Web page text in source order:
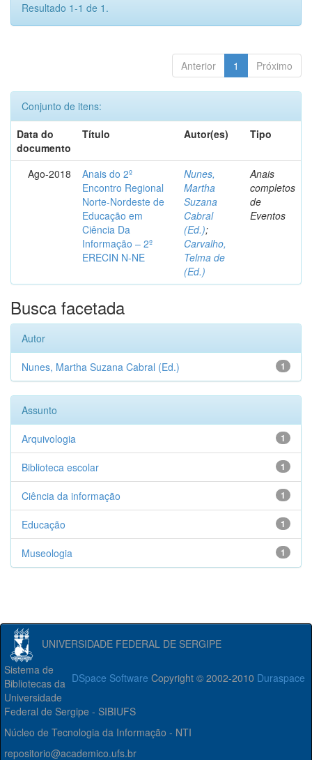
Resultado 1-1 de 1.
Anterior 1 Próximo
Conjunto de itens:
Data do
documento
Título Autor(es) Tipo
Ago-2018
Anais do 2º
Encontro Regional
Norte-Nordeste de
Educação em
Ciência Da
Informação – 2º
ERECIN N-NE
Nunes,
Martha
Suzana
Cabral
(Ed.);
Carvalho,
Telma de
(Ed.)
Anais
completos
de
Eventos
Busca facetada
Autor
1
Nunes, Martha Suzana Cabral (Ed.)
Assunto
1
Arquivologia
1
Biblioteca escolar
1
Ciência da informação
1
Educação
1
Museologia
UNIVERSIDADE FEDERAL DE SERGIPE
DSpace Software Copyright © 2002-2010 Duraspace
Sistema de
Bibliotecas da
Universidade
Federal de Sergipe - SIBIUFS
Núcleo de Tecnologia da Informação - NTI
repositorio@academico.ufs.br